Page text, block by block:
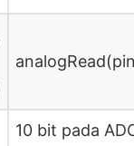
10 bit pada